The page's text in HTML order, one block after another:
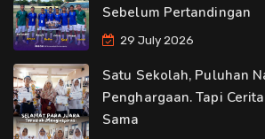
Sebelum Pertandingan
29 July 2026
Satu Sekolah, Puluhan
Penghargaan. Tapi
Sama